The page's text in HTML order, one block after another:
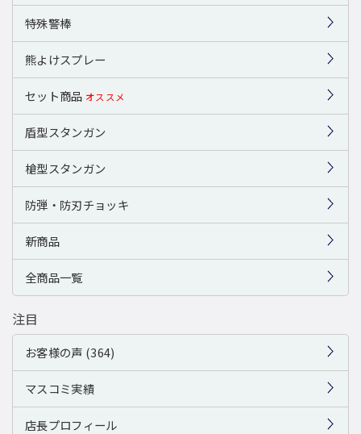
特殊警棒
熊よけスプレー
セット商品 オススメ
盾型スタンガン
槍型スタンガン
防弾・防刃チョッキ
新商品
全商品一覧
注目
お客様の声 (364)
マスコミ実績
店長プロフィール